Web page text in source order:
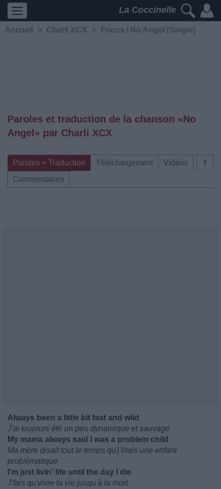
La Coccinelle
Accueil > Charli XCX > Focus / No Angel [Single]
Paroles et traduction de la chanson «No
Angel» par Charli XCX
⇑
Paroles + Traduction Téléchargement
Vidéos
Commentaires
Always been a little bit fast and wild
J'ai toujours été un peu dynamique et sauvage
My mama always said I was a problem child
Ma mère disait tout le temps qu'j'étais une enfant
problématique
I'm just livin' life until the day I die
J'fais qu'vivre la vie jusqu'à la mort